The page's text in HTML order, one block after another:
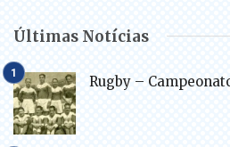
Últimas Notícias
Rugby –